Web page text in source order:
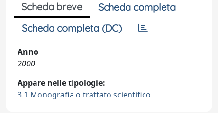
Scheda breve
Scheda completa
Scheda completa (DC)
Anno
2000
Appare nelle tipologie:
3.1 Monografia o trattato scientifico